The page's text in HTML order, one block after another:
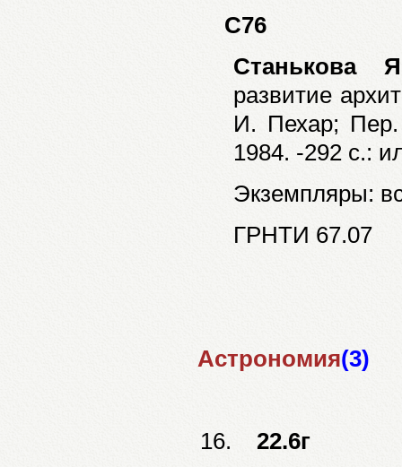
С76
Станькова
развитие
И. Пехар;
1984. -292 с.:
Экземпляры:
ГРНТИ 67.07
Астрономия(3)
16.22.6г